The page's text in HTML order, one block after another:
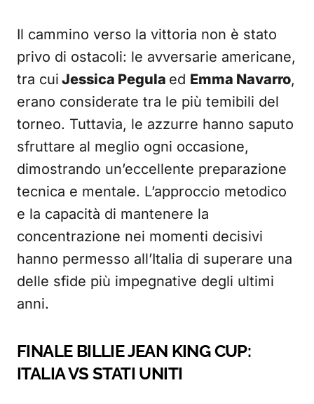
Il cammino verso la vittoria non è stato
privo di ostacoli: le avversarie americane,
tra cui Jessica Pegula ed Emma Navarro,
erano considerate tra le più temibili del
torneo. Tuttavia, le azzurre hanno saputo
sfruttare al meglio ogni occasione,
dimostrando un’eccellente preparazione
tecnica e mentale. L’approccio metodico
e la capacità di mantenere la
concentrazione nei momenti decisivi
hanno permesso all’Italia di superare una
delle sfide più impegnative degli ultimi
anni.
FINALE BILLIE JEAN KING CUP:
ITALIA VS STATI UNITI